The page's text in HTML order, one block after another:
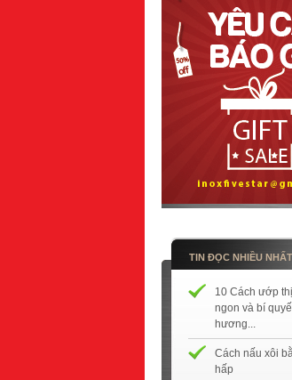
TIN ĐỌC NHIỀU NHẤT
10 Cách ướp
ngon và bí
hương...
Cách nấu xôi
hấp